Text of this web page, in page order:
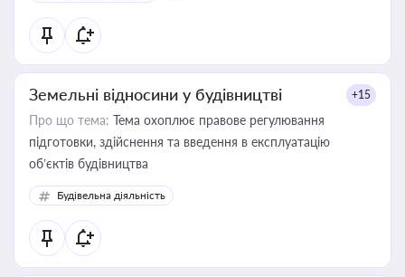
Земельні відносини у будівництві +15
Про що тема: Тема охоплює правове регулювання
підготовки, здійснення та введення в експлуатацію
об’єктів будівництва
Будівельна діяльність